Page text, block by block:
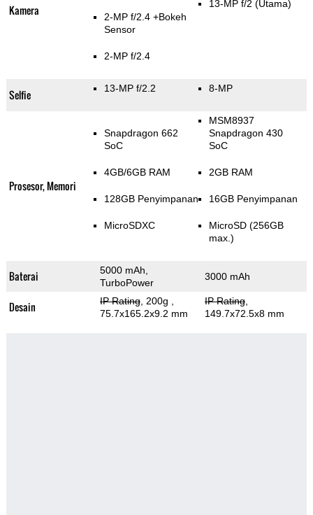
Kamera 2-MP f/2.4 +Bokeh
Sensor
2-MP f/2.4
13-MP f/2 (Utama)
Selfie 13-MP f/2.2 8-MP
Prosesor, Memori
Snapdragon 662
SoC
4GB/6GB RAM
128GB Penyimpanan
MicroSDXC
MSM8937
Snapdragon 430
SoC
2GB RAM
16GB Penyimpanan
MicroSD (256GB
max.)
Baterai
5000 mAh,
TurboPower
3000 mAh
Desain IP Rating, 200g
75.7x165.2x9.2 mm
IP Rating,
149.7x72.5x8 mm